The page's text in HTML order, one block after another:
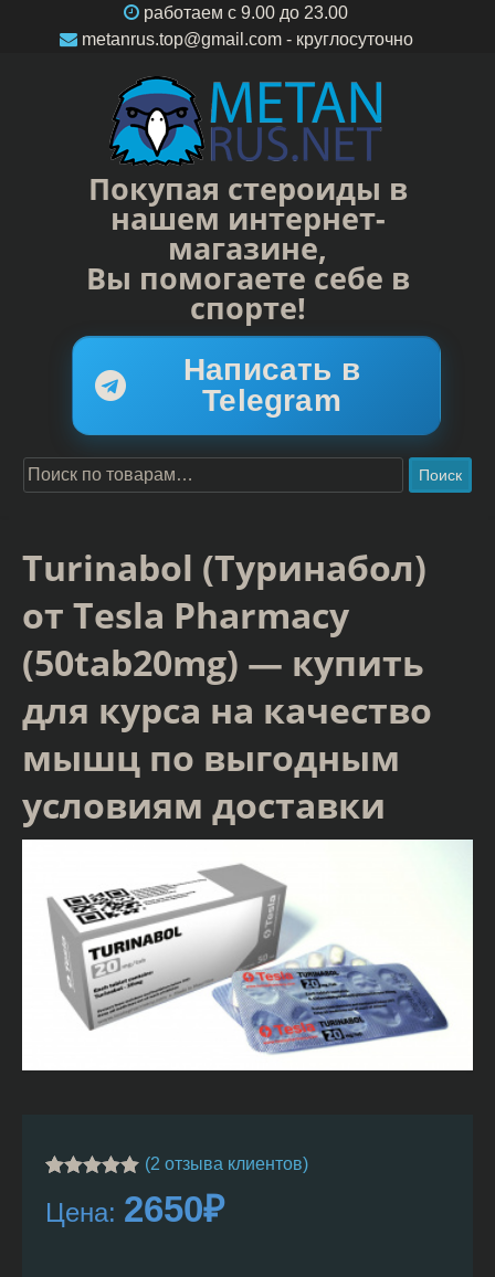
работаем c 9.00 до 23.00
metanrus.top@gmail.com- круглосуточно
Покупая стероиды в
нашем интернет-
магазине,
Вы помогаете себе в
спорте!
Написать в
Telegram
Поиск
Turinabol (Туринабол)
от Tesla Pharmacy
(50tab20mg) — купить
для курса на качество
мышц по выгодным
условиям доставки
5.00из 5 на
основе
(2 отзыва клиентов)
Цена: 2650₽